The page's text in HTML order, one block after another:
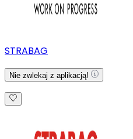
STRABAG
Nie zwlekaj z aplikacją!